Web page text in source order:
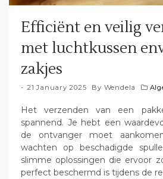
Efficiënt en veilig
met luchtkussen
zakjes
21 January 2025 By Wendela
Het verzenden van een
spannend. Je hebt een
de ontvanger moet
wachten op beschadigde
slimme oplossingen die ervoor
perfect beschermd is tijdens de